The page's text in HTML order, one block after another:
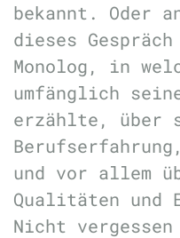
bekannt. Oder
dieses
Monolog, in
umfänglich
erzählte, über
und vor allem
Qualitäten
Nicht